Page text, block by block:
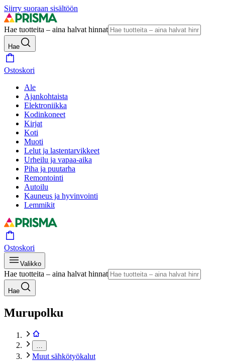
Siirry suoraan sisältöön
Hae tuotteita – aina halvat hinnat
Hae
Ostoskori
Ale
Ajankohtaista
Elektroniikka
Kodinkoneet
Kirjat
Koti
Muoti
Lelut ja lastentarvikkeet
Urheilu ja vapaa-aika
Piha ja puutarha
Remontointi
Autoilu
Kauneus ja hyvinvointi
Lemmikit
Ostoskori
Valikko
Hae tuotteita – aina halvat hinnat
Hae
Murupolku
Muut sähkötyökalut